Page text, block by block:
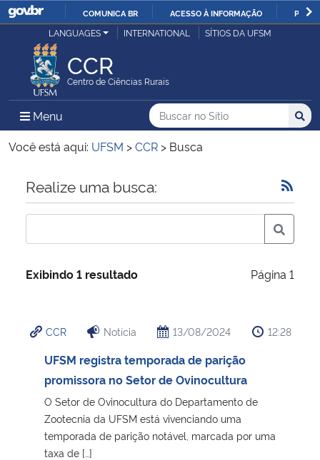
IR
COMUNICA BR ACESSO À INFORMAÇÃO
Ministério da Justiça e Segurança Pública
Ministério da Defesa
Ministério das Relações Exteriores
Ministério da Economia
Ministério da Infraestrutura
Ministério da Cidadania
Ministério de Minas e Energia
Ministério da Ciência, Tecnologia, Inovações e Comunicações
LANGUAGES INTERNATIONAL SÍTIOS DA UFSM
CCR
Centro de Ciências Rurais
Menu Menu Principal do Sítio
Busca
Buscar no no Sítio
Busca:
Você está aqui: UFSM >CCR > Busca
Início do conteúdo
Realize uma busca:
Exibindo 1 resultado Página 1
CCR Notícia 13/08/2024 12:28
UFSM registra temporada de parição
promissora no Setor de Ovinocultura
O Setor de Ovinocultura do Departamento de
Zootecnia da UFSM está vivenciando uma
temporada de parição notável, marcada por uma
taxa de […]